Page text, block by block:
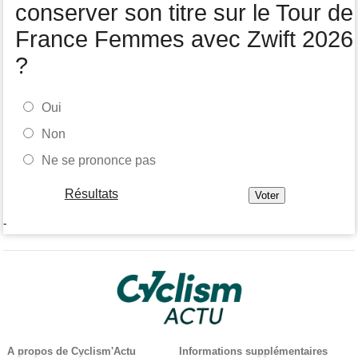
conserver son titre sur le Tour de
France Femmes avec Zwift 2026
?
Oui
Non
Ne se prononce pas
Résultats
-
A propos de Cyclism'Actu Informations supplémentaires